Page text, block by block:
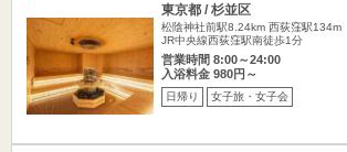
東京都 / 杉並区
松陰神社前駅8.24km 西荻窪駅134m
JR中央線西荻窪駅南徒歩1分
営業時間 8:00～24:00
入浴料金 980円～
日帰り 女子旅・女子会